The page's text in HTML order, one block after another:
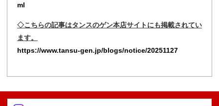
ml
◇こちらの記事はタンスのゲン本店サイトにも掲載されてい
ます。
https://www.tansu-gen.jp/blogs/notice/20251127